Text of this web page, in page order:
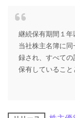
継続保有期間１
当社株主名簿に
録され、すべて
保有していること